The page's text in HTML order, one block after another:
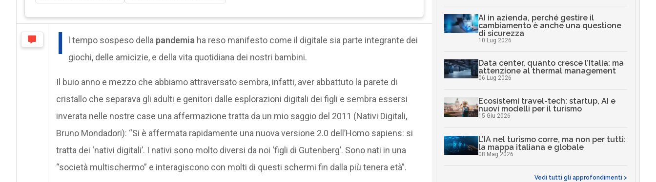
I l tempo sospeso della pandemia ha reso manifesto come il digitale sia parte integrante dei
giochi, delle amicizie, e della vita quotidiana dei nostri bambini.
Il buio anno e mezzo che abbiamo attraversato sembra, infatti, aver abbattuto la parete di
cristallo che separava gli adulti e genitori dalle esplorazioni digitali dei figli e sembra essersi
inverata nelle nostre case una affermazione tratta da un mio saggio del 2011 (Nativi Digitali,
Bruno Mondadori): “Si è affermata rapidamente una nuova versione 2.0 dell’Homo sapiens: si
tratta dei ‘nativi digitali’. I nativi sono molto diversi da noi ‘figli di Gutenberg’. Sono nati in una
“società multischermo” e interagiscono con molti di questi schermi fin dalla più tenera età”.
AI in azienda, perché gestire il
cambiamento è anche una questione
di sicurezza
10 Lug 2026
Data center, quanto cresce l’Italia: ma
attenzione al thermal management
06 Lug 2026
Ecosistemi travel-tech: startup, AI e
nuovi modelli per il turismo
15 Giu 2026
L’IA nel turismo corre, ma non per tutti:
la mappa italiana e globale
08 Mag 2026
Vedi tutti gli approfondimenti >